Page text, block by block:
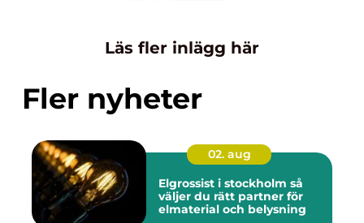
Läs fler inlägg här
Fler nyheter
02. aug
Elgrossist i stockholm så
väljer du rätt partner för
elmaterial och belysning